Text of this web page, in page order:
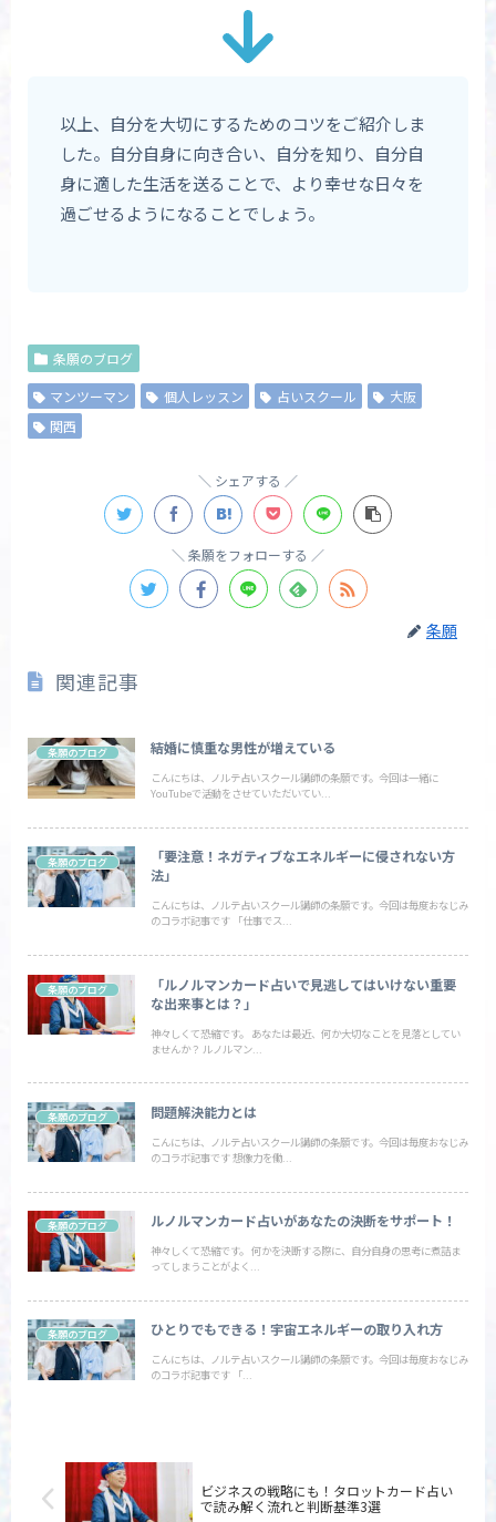
以上、自分を大切にするためのコツをご紹介しま
した。自分自身に向き合い、自分を知り、自分自
身に適した生活を送ることで、より幸せな日々を
過ごせるようになることでしょう。
条願のブログ
マンツーマン 個人レッスン 占いスクール
大阪
関西
シェアする
条願をフォローする
条願
関連記事
条願のブログ 結婚に慎重な男性が増えている
こんにちは、ノルテ占いスクール講師の条願です。今回は一緒に
YouTubeで活動をさせていただいてい...
条願のブログ
「要注意！ネガティブなエネルギーに侵されない方
法」
こんにちは、ノルテ占いスクール講師の条願です。今回は毎度おなじみ
のコラボ記事です 「仕事でス...
条願のブログ
「ルノルマンカード占いで見逃してはいけない重要
な出来事とは？」
神々しくて恐縮です。 あなたは最近、何か大切なことを見落としてい
ませんか？ ルノルマン...
条願のブログ 問題解決能力とは
こんにちは、ノルテ占いスクール講師の条願です。今回は毎度おなじみ
のコラボ記事です 想像力を働...
条願のブログ ルノルマンカード占いがあなたの決断をサポート！
神々しくて恐縮です。 何かを決断する際に、自分自身の思考に煮詰ま
ってしまうことがよく...
条願のブログ ひとりでもできる！宇宙エネルギーの取り入れ方
こんにちは、ノルテ占いスクール講師の条願です。今回は毎度おなじみ
のコラボ記事です 「...
ビジネスの戦略にも！タロットカード占い
で読み解く流れと判断基準3選